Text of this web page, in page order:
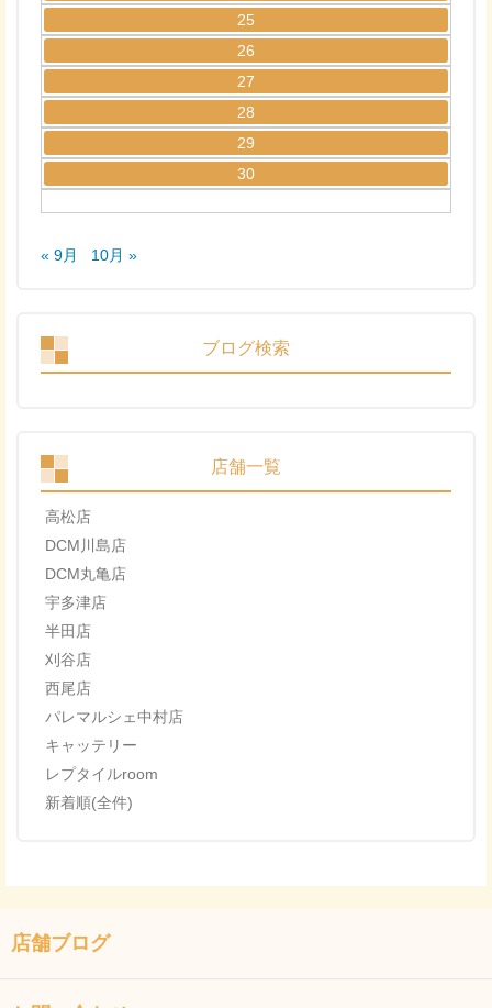
25
26
27
28
29
30
« 9月 10月 »
ブログ検索
店舗一覧
高松店
DCM川島店
DCM丸亀店
宇多津店
半田店
刈谷店
西尾店
パレマルシェ中村店
キャッテリー
レプタイルroom
新着順(全件)
店舗ブログ